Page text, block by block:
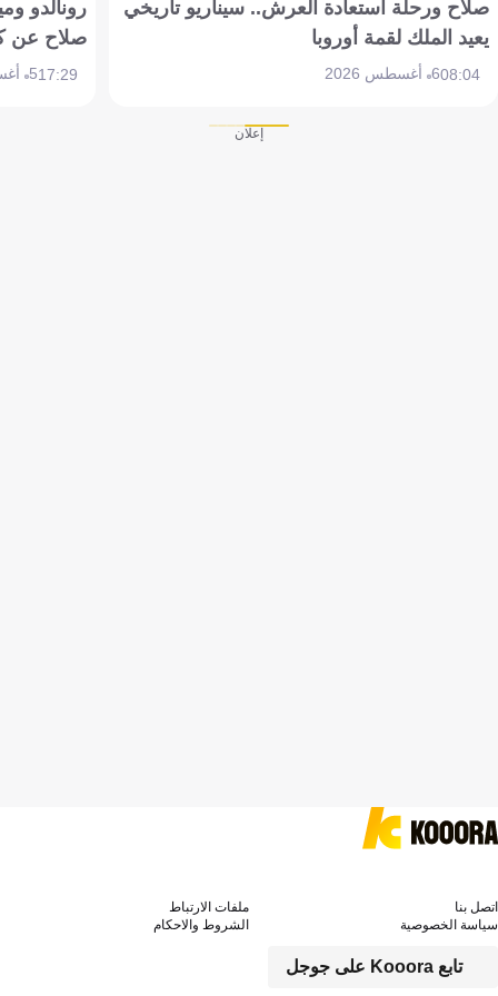
صلاح ورحلة استعادة العرش.. سيناريو تاريخي
يعيد الملك لقمة أوروبا
08:046 أغسطس 2026
رونالدو
صلاح عن
17:295 أغسطس 2026
إعلان
تابع Kooora على جوجل
اتصل بنا
ملفات الارتباط
سياسة الخصوصية
الشروط والاحكام